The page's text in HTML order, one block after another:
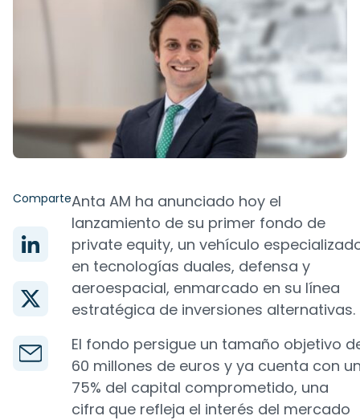
ComparteAnta AM ha anunciado hoy el
lanzamiento de su primer fondo de
private equity, un vehículo
en tecnologías duales, defensa y
aeroespacial, enmarcado en su línea
estratégica de inversiones alternativas.
El fondo persigue un tamaño objetivo
60 millones de euros y ya cuenta con
75% del capital comprometido, una
cifra que refleja el interés del mercado